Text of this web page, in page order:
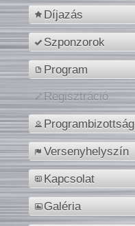
Díjazás
Szponzorok
Program
Regisztráció
Programbizottság
Versenyhelyszín
Kapcsolat
Galéria